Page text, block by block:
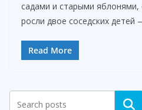
садами и старыми яблонями,
росли двое соседских детей
Read More
Search